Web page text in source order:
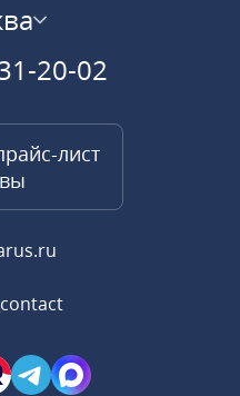
20-02
лист